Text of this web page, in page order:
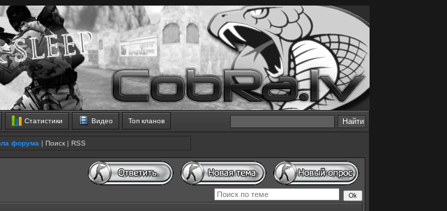
Статистики Видео Топ кланов
форума | Поиск | RSS